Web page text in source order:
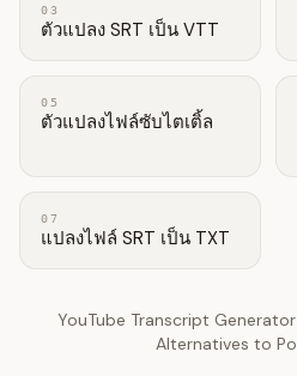
03
ตัวแปลง SRT เป็น VTT
05
ตัวแปลงไฟล์ซับไตเติ้ล
07
แปลงไฟล์ SRT เป็น TXT
YouTube Transcript Generator
Alternatives to